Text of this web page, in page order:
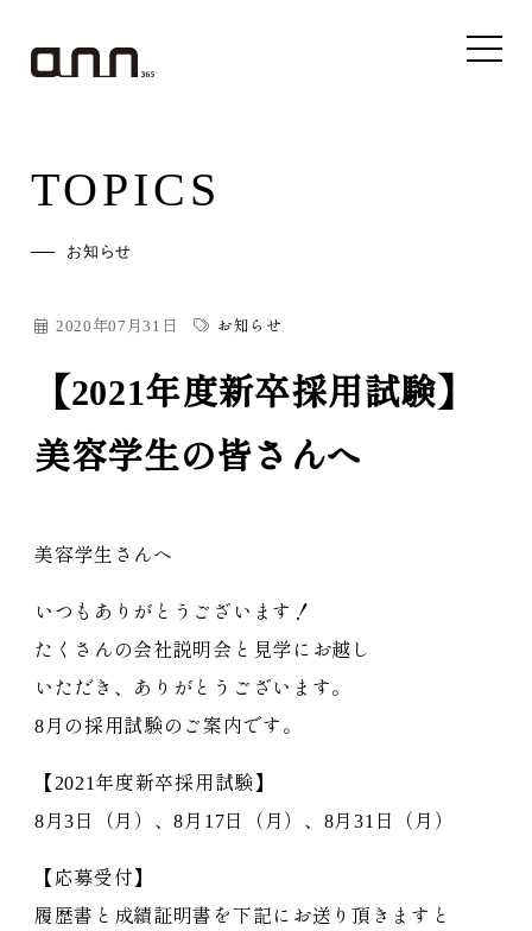
TOPICS
お知らせ
2020年07月31日 お知らせ
【2021年度新卒採用試験】
美容学生の皆さんへ
美容学生さんへ
いつもありがとうございます！
たくさんの会社説明会と見学にお越し
いただき、ありがとうございます。
8月の採用試験のご案内です。
【2021年度新卒採用試験】
8月3日（月）、8月17日（月）、8月31日（月）
【応募受付】
履歴書と成績証明書を下記にお送り頂きますと